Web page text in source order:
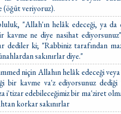
(öğüt veriyoruz).
"Allah'ın helâk edeceği, ya da
kavme ne diye nasihat
dediler ki; "Rabbiniz tarafından
sakınırlar diye."
niçin Allahın helâk edeceği
bir kavme va'z ediyorsunuz
i'tizar edebileceğimiz bir ma'ziret
korkar sakınırlar